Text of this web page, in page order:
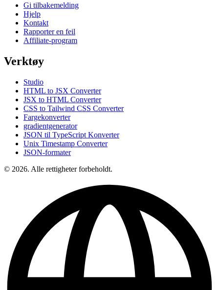
Gi tilbakemelding
Hjelp
Kontakt
Rapporter en feil
Affiliate-program
Verktøy
Studio
HTML to JSX Converter
JSX to HTML Converter
CSS to Tailwind CSS Converter
Fargekonverter
gradientgenerator
JSON til TypeScript Konverter
Unix Timestamp Converter
JSON-formater
© 2026. Alle rettigheter forbeholdt.